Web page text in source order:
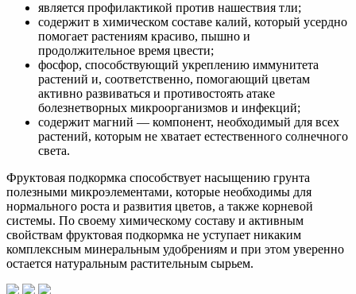
является профилактикой против нашествия тли;
содержит в химическом составе калий, который усердно
помогает растениям красиво, пышно и
продолжительное время цвести;
фосфор, способствующий укреплению иммунитета
растений и, соответственно, помогающий цветам
активно развиваться и противостоять атаке
болезнетворных микроорганизмов и инфекций;
содержит магний — компонент, необходимый для всех
растений, которым не хватает естественного солнечного
света.
Фруктовая подкормка способствует насыщению грунта
полезными микроэлементами, которые необходимы для
нормального роста и развития цветов, а также корневой
системы. По своему химическому составу и активным
свойствам фруктовая подкормка не уступает никаким
комплексным минеральным удобрениям и при этом уверенно
остается натуральным растительным сырьем.